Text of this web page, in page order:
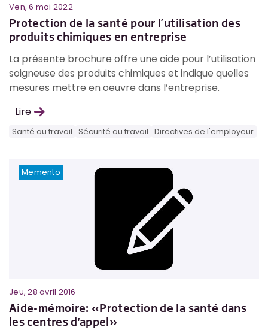
Ven, 6 mai 2022
Protection de la santé pour l’utilisation des
produits chimiques en entreprise
La présente brochure offre une aide pour l’utilisation
soigneuse des produits chimiques et indique quelles
mesures mettre en oeuvre dans l’entreprise.
Lire
Santé au travail Sécurité au travail Directives de l'employeur
Memento
Jeu, 28 avril 2016
Aide-mémoire: «Protection de la santé dans
les centres d'appel»